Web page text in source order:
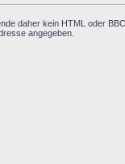
daher kein HTML oder
angegeben.